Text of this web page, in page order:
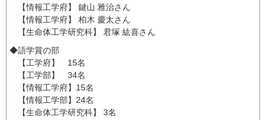
【情報工学府】 鍵山 雅治さん
【情報工学府】 柏木 慶太さん
【生命体工学研究科】 君塚 紘喜さん
◆語学賞の部
【工学府】 15名
【工学部】 34名
【情報工学府】15名
【情報工学部】24名
【生命体工学研究科】 3名